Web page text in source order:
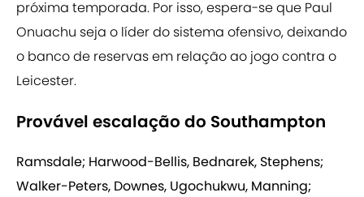
próxima temporada. Por isso, espera-se que Paul
Onuachu seja o líder do sistema ofensivo, deixando
o banco de reservas em relação ao jogo contra o
Leicester.
Provável escalação do Southampton
Ramsdale; Harwood-Bellis, Bednarek, Stephens;
Walker-Peters, Downes, Ugochukwu, Manning;